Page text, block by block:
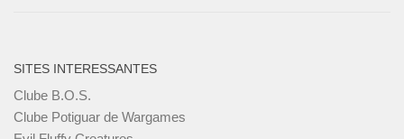
SITES INTERESSANTES
Clube B.O.S.
Clube Potiguar de Wargames